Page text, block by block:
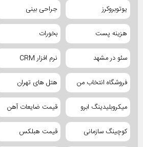
یوتوبروکرز جراحی بینی
هزینه پست بخورات
سئو در مشهد نرم افزار CRM
فروشگاه انتخاب من هتل های تهران
میکروبلیدینگ ابرو قیمت ضایعات آهن
کوچینگ سازمانی قیمت هبلکس